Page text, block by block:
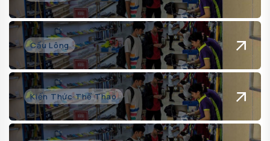
Cầu Lông
Kiến Thức Thể Thao